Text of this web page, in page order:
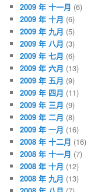
2009 年 十一月 (6)
2009 年 十月 (6)
2009 年 九月 (5)
2009 年 八月 (3)
2009 年 七月 (6)
2009 年 六月 (13)
2009 年 五月 (9)
2009 年 四月 (11)
2009 年 三月 (9)
2009 年 二月 (8)
2009 年 一月 (16)
2008 年 十二月 (16)
2008 年 十一月 (7)
2008 年 十月 (12)
2008 年 九月 (13)